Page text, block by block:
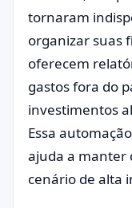
tornaram
organizar suas
oferecem
gastos fora do
investimentos
Essa
ajuda a manter
cenário de alta